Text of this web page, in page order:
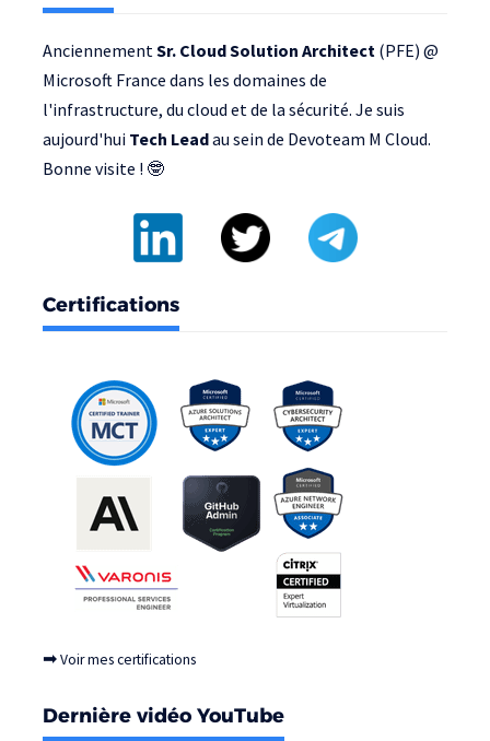
Anciennement Sr. Cloud Solution Architect (PFE) @
Microsoft France dans les domaines de
l'infrastructure, du cloud et de la sécurité. Je suis
aujourd'hui Tech Leadau sein de Devoteam M Cloud.
Bonne visite ! 🤓
Certifications
➡Voir mes certifications
Dernière vidéo YouTube